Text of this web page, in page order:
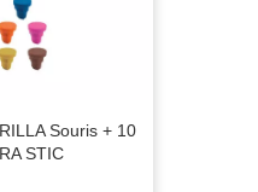
Souris + 10
STIC